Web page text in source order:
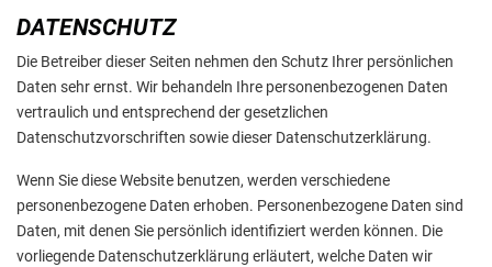
DATENSCHUTZ
Die Betreiber dieser Seiten nehmen den Schutz Ihrer persönlichen
Daten sehr ernst. Wir behandeln Ihre personenbezogenen Daten
vertraulich und entsprechend der gesetzlichen
Datenschutzvorschriften sowie dieser Datenschutzerklärung.
Wenn Sie diese Website benutzen, werden verschiedene
personenbezogene Daten erhoben. Personenbezogene Daten sind
Daten, mit denen Sie persönlich identifiziert werden können. Die
vorliegende Datenschutzerklärung erläutert, welche Daten wir